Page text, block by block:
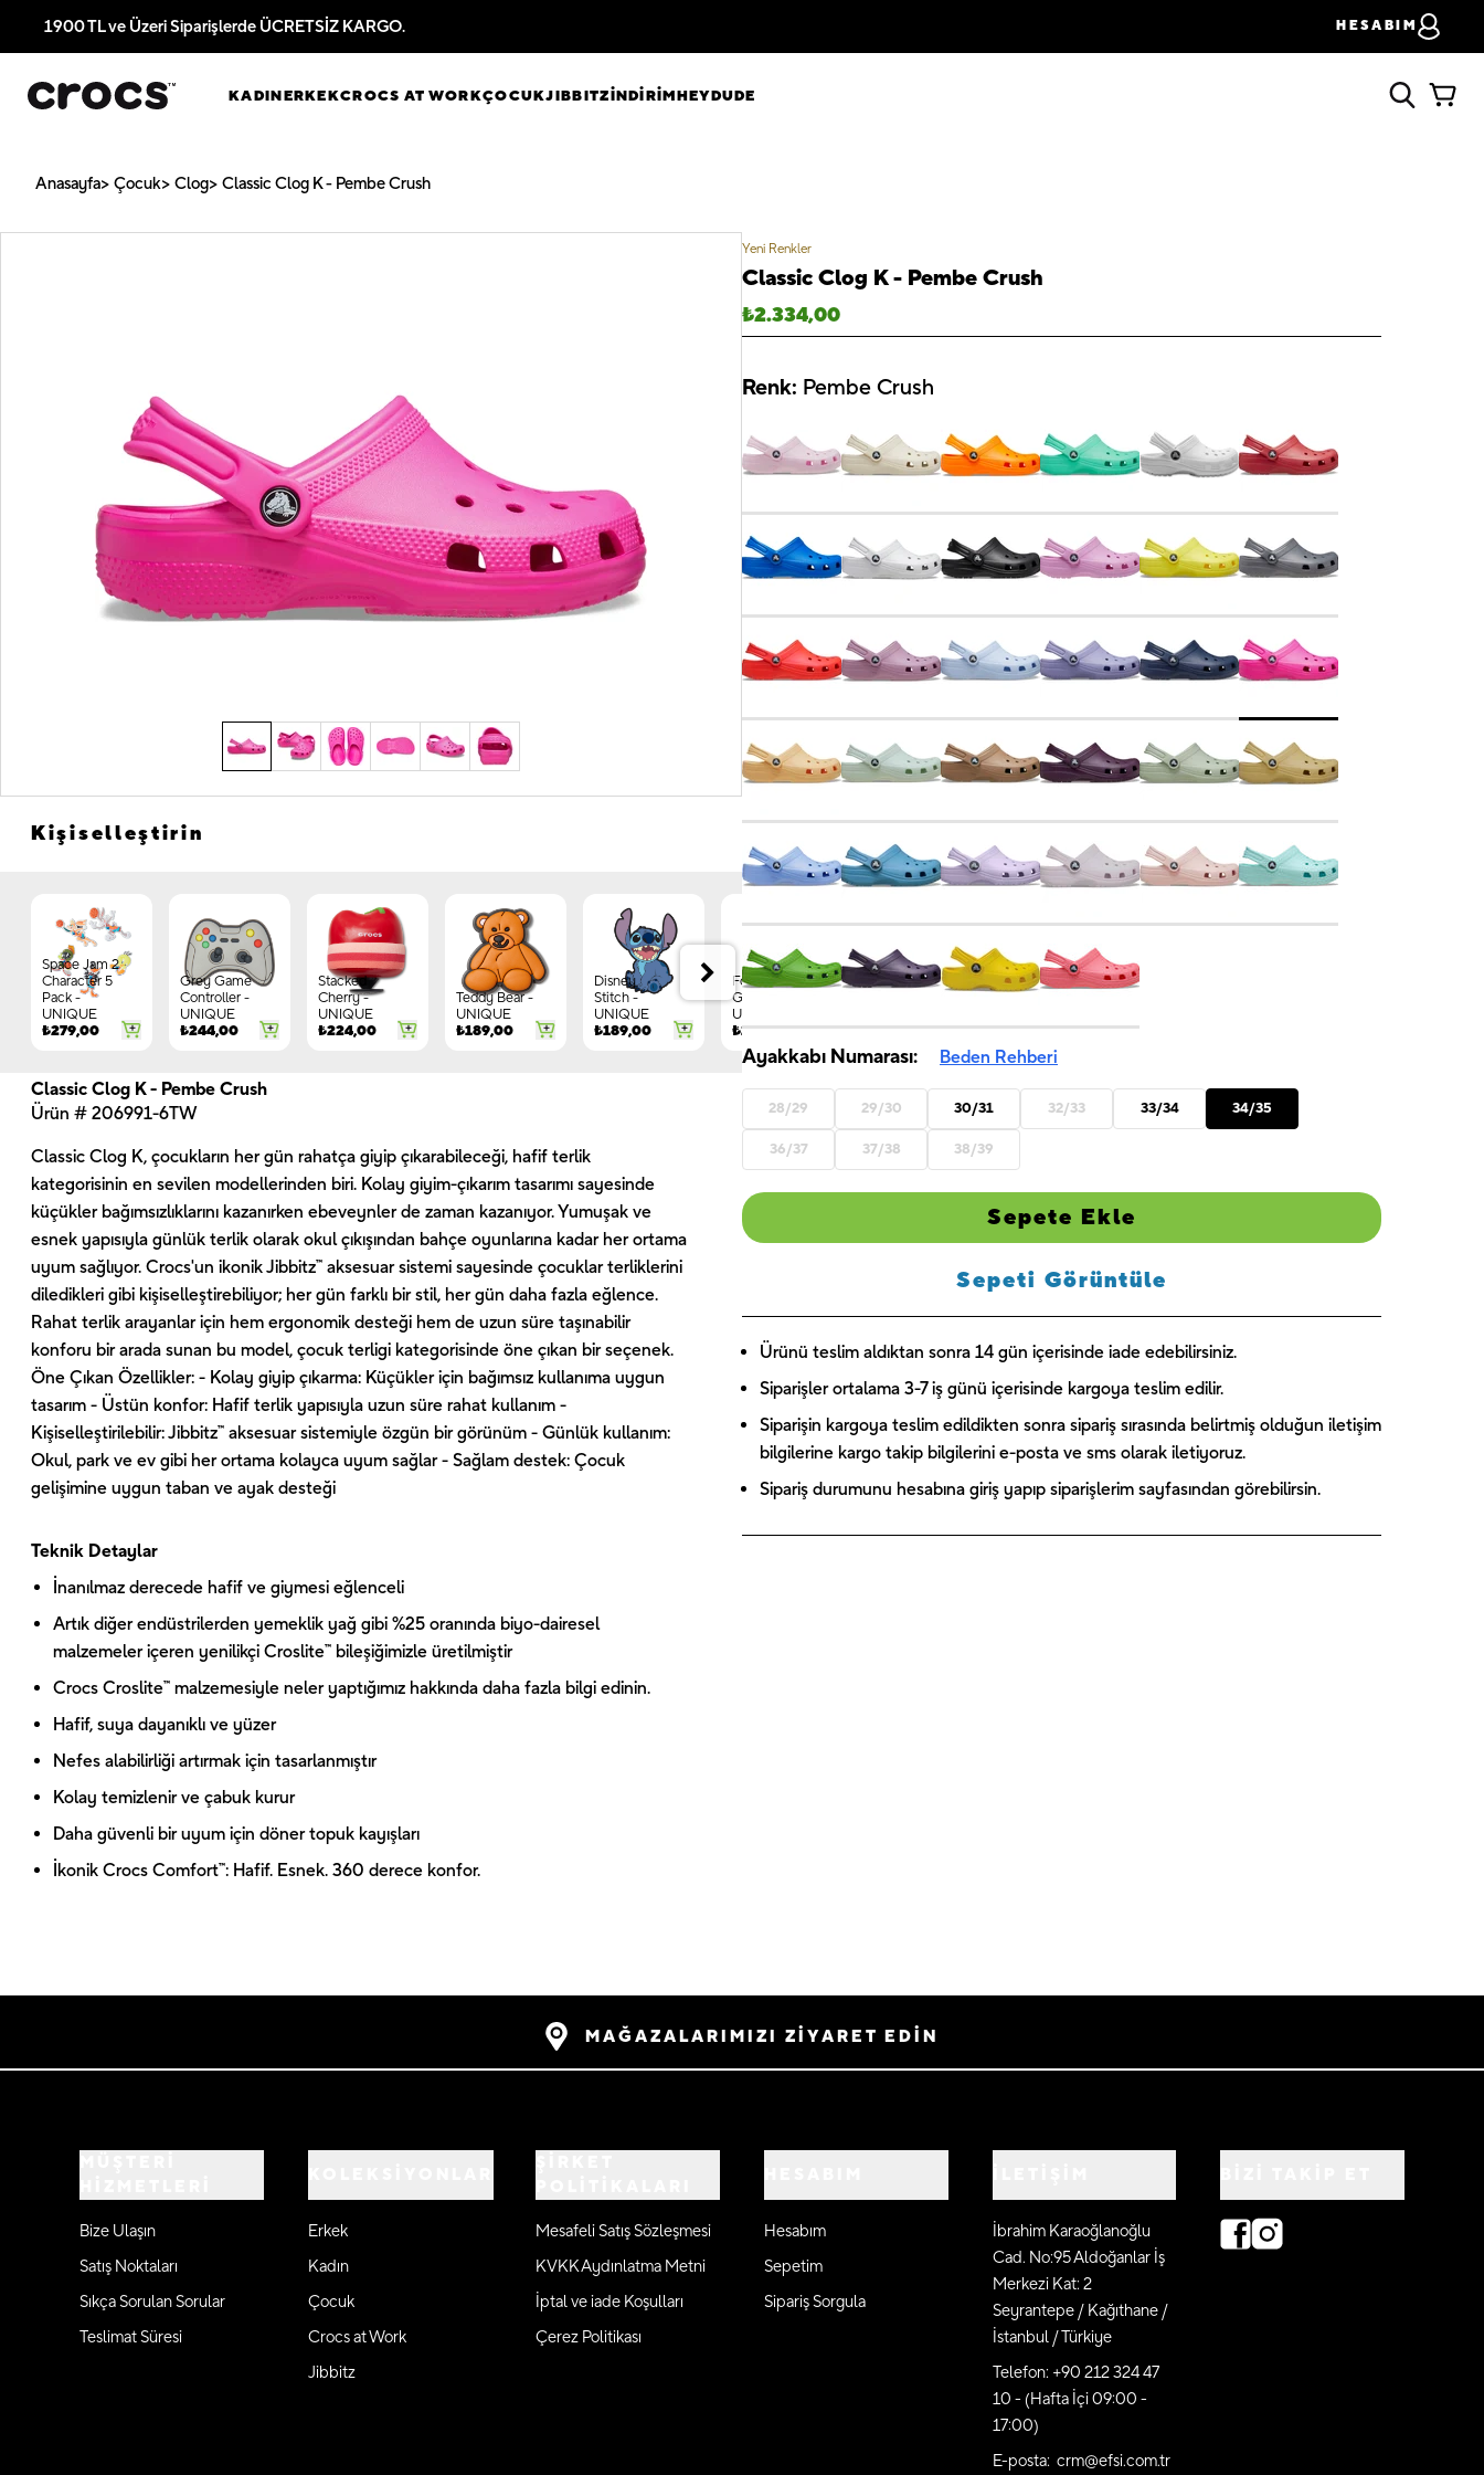
1900 TL ve Üzeri Siparişlerde ÜCRETSİZ KARGO. HESABIM
KADINERKEKCROCS AT WORKÇOCUKJIBBITZİNDİRİMHEYDUDE
Anasayfa Çocuk Clog Classic Clog K - Pembe Crush
Kişiselleştirin
Space Jam 2
Character 5
Pack -
UNIQUE
₺279,00
Grey Game
Controller -
UNIQUE
₺244,00
Stacked
Cherry -
UNIQUE
₺224,00
Teddy Bear -
UNIQUE
₺189,00
Disney
Stitch -
UNIQUE
₺189,00
Forest
Gnome -
UNIQUE
₺149,00
Jibbitz
₺244,00
Captain
America 1 -
₺189,00
Classic Clog K - Pembe Crush
Ürün # 206991-6TW
Classic Clog K, çocukların her gün rahatça giyip çıkarabileceği, hafif terlik
kategorisinin en sevilen modellerinden biri. Kolay giyim-çıkarım tasarımı sayesinde
küçükler bağımsızlıklarını kazanırken ebeveynler de zaman kazanıyor. Yumuşak ve
esnek yapısıyla günlük terlik olarak okul çıkışından bahçe oyunlarına kadar her ortama
uyum sağlıyor. Crocs'un ikonik Jibbitz™ aksesuar sistemi sayesinde çocuklar terliklerini
diledikleri gibi kişiselleştirebiliyor; her gün farklı bir stil, her gün daha fazla eğlence.
Rahat terlik arayanlar için hem ergonomik desteği hem de uzun süre taşınabilir
konforu bir arada sunan bu model, çocuk terligi kategorisinde öne çıkan bir seçenek.
Öne Çıkan Özellikler: - Kolay giyip çıkarma: Küçükler için bağımsız kullanıma uygun
tasarım - Üstün konfor: Hafif terlik yapısıyla uzun süre rahat kullanım -
Kişiselleştirilebilir: Jibbitz™ aksesuar sistemiyle özgün bir görünüm - Günlük kullanım:
Okul, park ve ev gibi her ortama kolayca uyum sağlar - Sağlam destek: Çocuk
gelişimine uygun taban ve ayak desteği
Teknik Detaylar
İnanılmaz derecede hafif ve giymesi eğlenceli
Artık diğer endüstrilerden yemeklik yağ gibi %25 oranında biyo-dairesel
malzemeler içeren yenilikçi Croslite™ bileşiğimizle üretilmiştir
Crocs Croslite™ malzemesiyle neler yaptığımız hakkında daha fazla bilgi edinin.
Hafif, suya dayanıklı ve yüzer
Nefes alabilirliği artırmak için tasarlanmıştır
Kolay temizlenir ve çabuk kurur
Daha güvenli bir uyum için döner topuk kayışları
İkonik Crocs Comfort™: Hafif. Esnek. 360 derece konfor.
Yeni Renkler
Classic Clog K - Pembe Crush
₺2.334,00
Renk: Pembe Crush
Ayakkabı Numarası: Beden Rehberi
28/29 29/30 30/31 32/33 33/34 34/35
36/37 37/38 38/39
Sepete Ekle
Sepeti Görüntüle
Ürünü teslim aldıktan sonra 14 gün içerisinde iade edebilirsiniz.
Siparişler ortalama 3-7 iş günü içerisinde kargoya teslim edilir.
Siparişin kargoya teslim edildikten sonra sipariş sırasında belirtmiş olduğun iletişim
bilgilerine kargo takip bilgilerini e-posta ve sms olarak iletiyoruz.
Sipariş durumunu hesabına giriş yapıp siparişlerim sayfasından görebilirsin.
MAĞAZALARIMIZI ZİYARET EDİN
Bize Ulaşın
Satış Noktaları
Sıkça Sorulan Sorular
Teslimat Süresi
Erkek
Kadın
Çocuk
Crocs at Work
Jibbitz
Mesafeli Satış Sözleşmesi
KVKK Aydınlatma Metni
İptal ve iade Koşulları
Çerez Politikası
Hesabım
Sepetim
Sipariş Sorgula
İbrahim Karaoğlanoğlu
Cad. No:95 Aldoğanlar İş
Merkezi Kat: 2
Seyrantepe / Kağıthane /
İstanbul / Türkiye
Telefon: +90 212 324 47
10 - (Hafta İçi 09:00 -
17:00)
E-posta: crm@efsi.com.tr